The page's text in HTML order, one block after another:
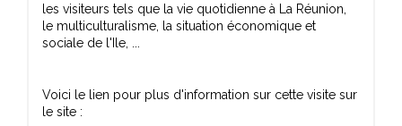
les visiteurs tels que la vie quotidienne à La Réunion,
le multiculturalisme, la situation économique et
sociale de l'Ile, ...
Voici le lien pour plus d'information sur cette visite sur
le site :